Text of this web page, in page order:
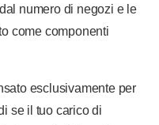
numero di negozi e le
come componenti
esclusivamente per
se il tuo carico di